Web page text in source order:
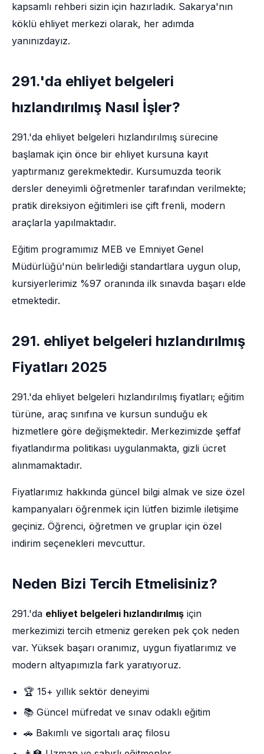
kapsamlı rehberi sizin için hazırladık. Sakarya'nın
köklü ehliyet merkezi olarak, her adımda
yanınızdayız.
291.'da ehliyet belgeleri
hızlandırılmış Nasıl İşler?
291.'da ehliyet belgeleri hızlandırılmış sürecine
başlamak için önce bir ehliyet kursuna kayıt
yaptırmanız gerekmektedir. Kursumuzda teorik
dersler deneyimli öğretmenler tarafından verilmekte;
pratik direksiyon eğitimleri ise çift frenli, modern
araçlarla yapılmaktadır.
Eğitim programımız MEB ve Emniyet Genel
Müdürlüğü'nün belirlediği standartlara uygun olup,
kursiyerlerimiz %97 oranında ilk sınavda başarı elde
etmektedir.
291. ehliyet belgeleri hızlandırılmış
Fiyatları 2025
291.'da ehliyet belgeleri hızlandırılmış fiyatları; eğitim
türüne, araç sınıfına ve kursun sunduğu ek
hizmetlere göre değişmektedir. Merkezimizde şeffaf
fiyatlandırma politikası uygulanmakta, gizli ücret
alınmamaktadır.
Fiyatlarımız hakkında güncel bilgi almak ve size özel
kampanyaları öğrenmek için lütfen bizimle iletişime
geçiniz. Öğrenci, öğretmen ve gruplar için özel
indirim seçenekleri mevcuttur.
Neden Bizi Tercih Etmelisiniz?
291.'da ehliyet belgeleri hızlandırılmış için
merkezimizi tercih etmeniz gereken pek çok neden
var. Yüksek başarı oranımız, uygun fiyatlarımız ve
modern altyapımızla fark yaratıyoruz.
🏆 15+ yıllık sektör deneyimi
📚 Güncel müfredat ve sınav odaklı eğitim
🚗 Bakımlı ve sigortalı araç filosu